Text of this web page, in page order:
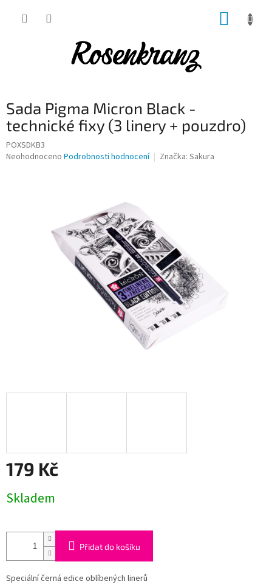
Sada Pigma Micron Black -
technické fixy (3 linery + pouzdro)
POXSDKB3
Průměrné
Neohodnoceno Podrobnosti hodnocení Značka: Sakura
179 Kč
cena:
Skladem
Přidat do košíku
Speciální černá edice oblíbených linerů